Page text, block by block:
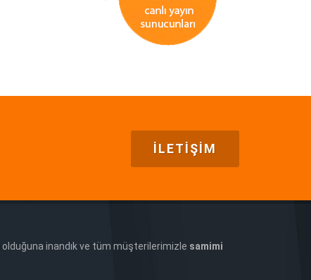
İLETİŞİM
olduğuna inandık ve tüm müşterilerimizle samimi